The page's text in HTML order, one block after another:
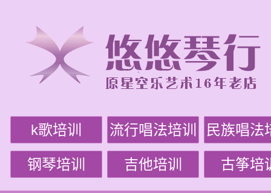
k歌培训 流行唱法培训 民族唱法
钢琴培训 吉他培训 古筝培